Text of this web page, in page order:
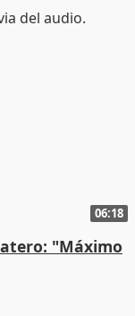
06:18
"Máximo